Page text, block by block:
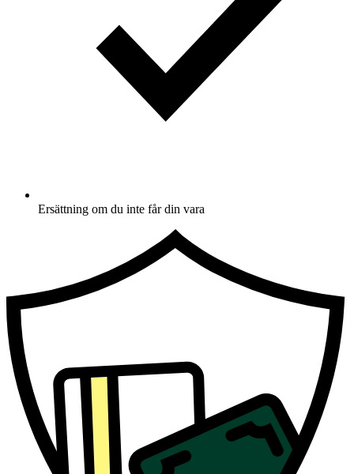
Ersättning om du inte får din vara